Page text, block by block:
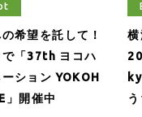
希望を託して！
で「37th ヨコハ
ション YOKOH
」開催中